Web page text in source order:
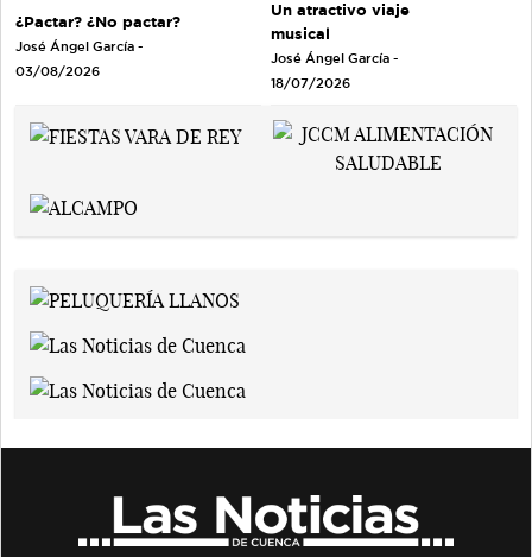
¿Pactar? ¿No pactar?
José Ángel García -
03/08/2026
Un atractivo viaje
musical
José Ángel García -
18/07/2026